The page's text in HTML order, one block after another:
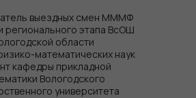
выездных смен МММФ
регионального этапа ВсОШ
области
математических наук
кафедры прикладной
Вологодского
университета